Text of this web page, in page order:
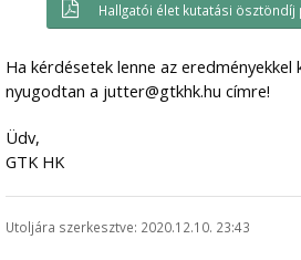
Hallgatói élet kutatási ösztöndíj
Ha kérdésetek lenne az
nyugodtan a jutter@gtkhk.hu címre!
Üdv,
GTK HK
Utoljára szerkesztve: 2020.12.10. 23:43